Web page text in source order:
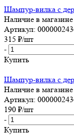
Шампур-вилка с
Наличие в
Артикул:
315 ₽/шт
-
Купить
Шампур-вилка с
Наличие в
Артикул:
190 ₽/шт
-
Купить